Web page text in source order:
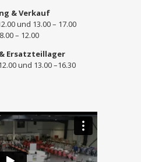
& Verkauf
und 13.00 – 17.00
– 12.00
Ersatzteillager
und 13.00 –16.30